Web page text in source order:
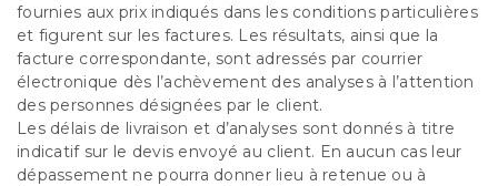
fournies aux prix indiqués dans les conditions particulières
et figurent sur les factures. Les résultats, ainsi que la
facture correspondante, sont adressés par courrier
électronique dès l’achèvement des analyses à l’attention
des personnes désignées par le client.
Les délais de livraison et d’analyses sont donnés à titre
indicatif sur le devis envoyé au client. En aucun cas leur
dépassement ne pourra donner lieu à retenue ou à